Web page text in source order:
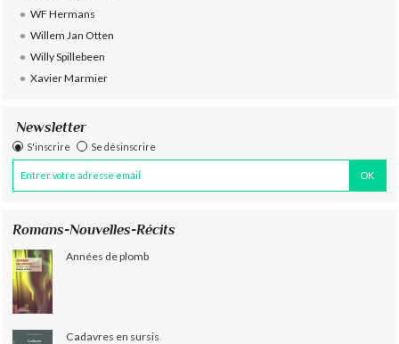
WF Hermans
Willem Jan Otten
Willy Spillebeen
Xavier Marmier
Newsletter
S'inscrire Se désinscrire
Romans-Nouvelles-Récits
Années de plomb
Cadavres en sursis